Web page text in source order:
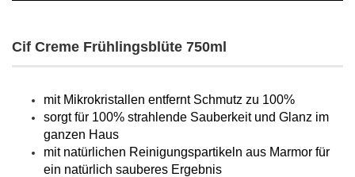
Cif Creme Frühlingsblüte 750ml
mit Mikrokristallen entfernt Schmutz zu 100%
sorgt für 100% strahlende Sauberkeit und Glanz im
ganzen Haus
mit natürlichen Reinigungspartikeln aus Marmor für
ein natürlich sauberes Ergebnis